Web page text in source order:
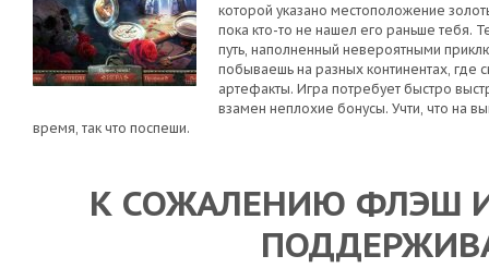
которой указано местоположение
пока кто-то не нашел его раньше тебя.
путь, наполненный невероятными
побываешь на разных континентах, где
артефакты. Игра потребует быстро
взамен неплохие бонусы. Учти, что на
время, так что поспеши.
К СОЖАЛЕНИЮ ФЛЭШ